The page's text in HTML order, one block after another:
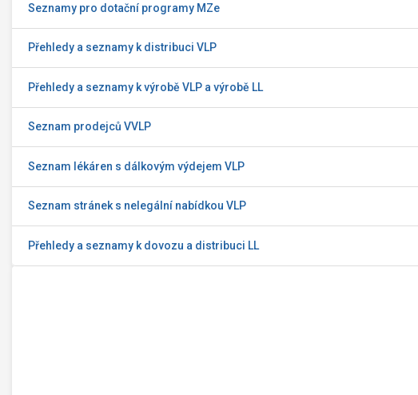
Seznamy pro dotační programy MZe
Přehledy a seznamy k distribuci VLP
Přehledy a seznamy k výrobě VLP a výrobě LL
Seznam prodejců VVLP
Seznam lékáren s dálkovým výdejem VLP
Seznam stránek s nelegální nabídkou VLP
Přehledy a seznamy k dovozu a distribuci LL